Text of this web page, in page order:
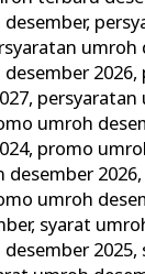
,
umroh
2026,
, persyaratan
umroh
, promo
desember 2026,
umroh
, syarat
2025,